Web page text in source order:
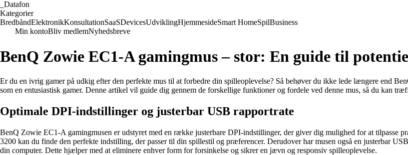
Datafon
Kategorier
BredbåndElektronikKonsultationSaaSDevicesUdviklingHjemmesideSmart HomeSpilBusiness
Min kontoBliv medlemNyhedsbreve
BenQ Zowie EC1-A gamingmus – stor: En guide til
Er du en ivrig gamer på udkig efter den perfekte mus til at forbedre din spilleoplevelse? Så behøver du ikke lede længere end
som en entusiastisk gamer. Denne artikel vil guide dig gennem de forskellige funktioner og fordele ved denne mus, så du kan
Optimale DPI-indstillinger og justerbar USB rapportrate
BenQ Zowie EC1-A gamingmusen er udstyret med en række justerbare DPI-indstillinger, der giver dig mulighed for at tilpasse
3200 kan du finde den perfekte indstilling, der passer til din spillestil og præferencer. Derudover har musen også en justerbar
din computer. Dette hjælper med at eliminere enhver form for forsinkelse og sikrer en jævn og responsiv spilleoplevelse.